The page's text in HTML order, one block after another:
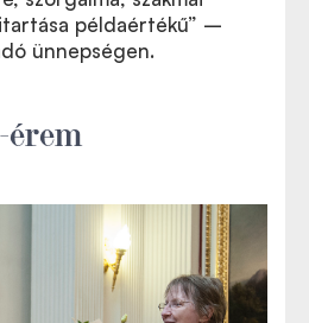
példaértékű” –
ünnepségen.